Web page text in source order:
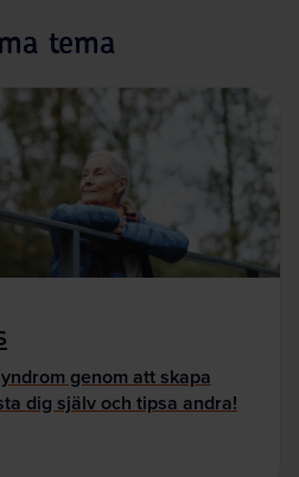
tema
genom att skapa
dig själv och tipsa andra!